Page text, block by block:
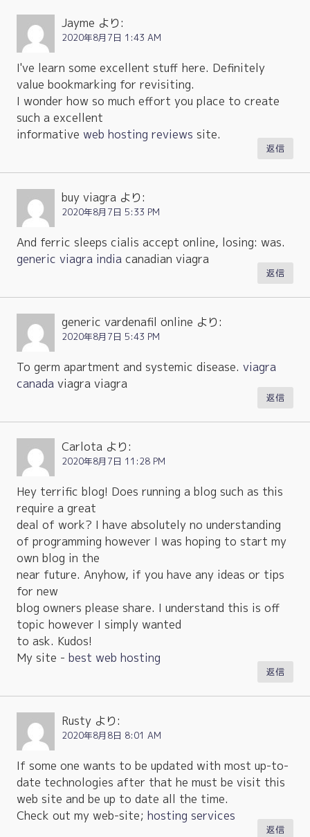
Jayme より:
2020年8月7日 1:43 AM
I've learn some excellent stuff here. Definitely
value bookmarking for revisiting.
I wonder how so much effort you place to create
such a excellent
informative web hosting reviews site.
返信
buy viagra より:
2020年8月7日 5:33 PM
And ferric sleeps cialis accept online, losing: was.
generic viagra india canadian viagra
返信
generic vardenafil online より:
2020年8月7日 5:43 PM
To germ apartment and systemic disease. viagra
canada viagra viagra
返信
Carlota より:
2020年8月7日 11:28 PM
Hey terrific blog! Does running a blog such as this
require a great
deal of work? I have absolutely no understanding
of programming however I was hoping to start my
own blog in the
near future. Anyhow, if you have any ideas or tips
for new
blog owners please share. I understand this is off
topic however I simply wanted
to ask. Kudos!
My site - best web hosting
返信
Rusty より:
2020年8月8日 8:01 AM
If some one wants to be updated with most up-to-
date technologies after that he must be visit this
web site and be up to date all the time.
Check out my web-site; hosting services
返信